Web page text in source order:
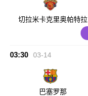
切拉米卡克里奥帕特拉
03:30 03-14
巴塞罗那